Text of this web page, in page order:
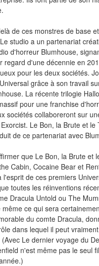
de ces monstres de base
studio a un partenariat
d'horreur Blumhouse,
regard d'une décennie en
pour les deux sociétés.
grâce à son travail
La récente trilogie
pour une franchise
sociétés collaboreront sur
Le Bon, la Brute et le
de ce partenariat avec
que Le Bon, la Brute et
Cabin, Cocaine Bear et
l'esprit de ces premiers
toutes les réinventions
Dracula Untold ou The
même ce qui sera
du comte Dracula,
dans lequel il peut
Le dernier voyage du
n'est même pas le seul